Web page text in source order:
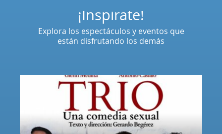
¡Inspírate!
Explora los espectáculos y eventos que
están disfrutando los demás